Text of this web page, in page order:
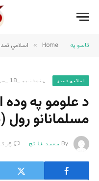
تاسو په Home
» اسلامي
اسلامي تمدن پنجشنبه _18 _سپتمبر _2025AH 18-9-2025AD
د علومو په
مسلمانانو رول
By محمد فاتح